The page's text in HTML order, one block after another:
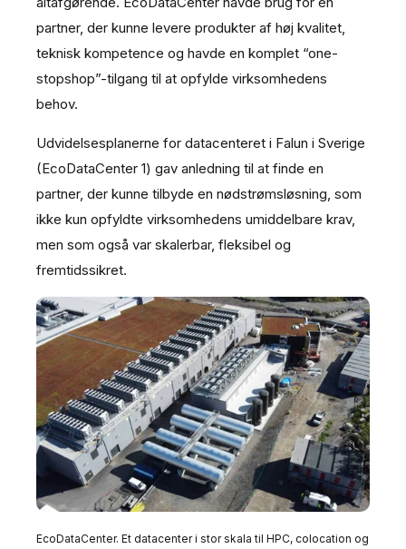
partner, der kunne levere produkter af høj kvalitet,
teknisk kompetence og havde en komplet “one-
stopshop”-tilgang til at opfylde virksomhedens
behov.
Udvidelsesplanerne for datacenteret i Falun i Sverige
(EcoDataCenter 1) gav anledning til at finde en
partner, der kunne tilbyde en nødstrømsløsning, som
ikke kun opfyldte virksomhedens umiddelbare krav,
men som også var skalerbar, fleksibel og
fremtidssikret.
EcoDataCenter. Et datacenter i stor skala til HPC, colocation og